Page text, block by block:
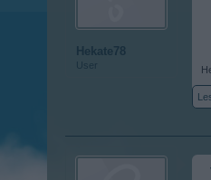
Hekate78
User